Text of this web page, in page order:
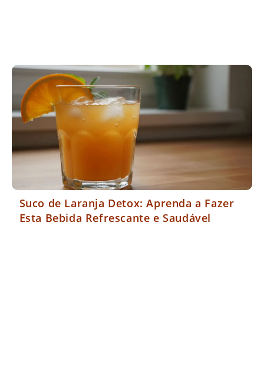
Suco de Laranja Detox: Aprenda a Fazer
Esta Bebida Refrescante e Saudável